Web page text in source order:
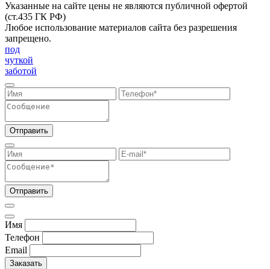
Указанные на сайте цены не являются публичной офертой
(ст.435 ГК РФ)
Любое использование материалов сайта без разрешения
запрещено.
под
чуткой
заботой
Отправить
Отправить
Имя
Телефон
Email
Заказать